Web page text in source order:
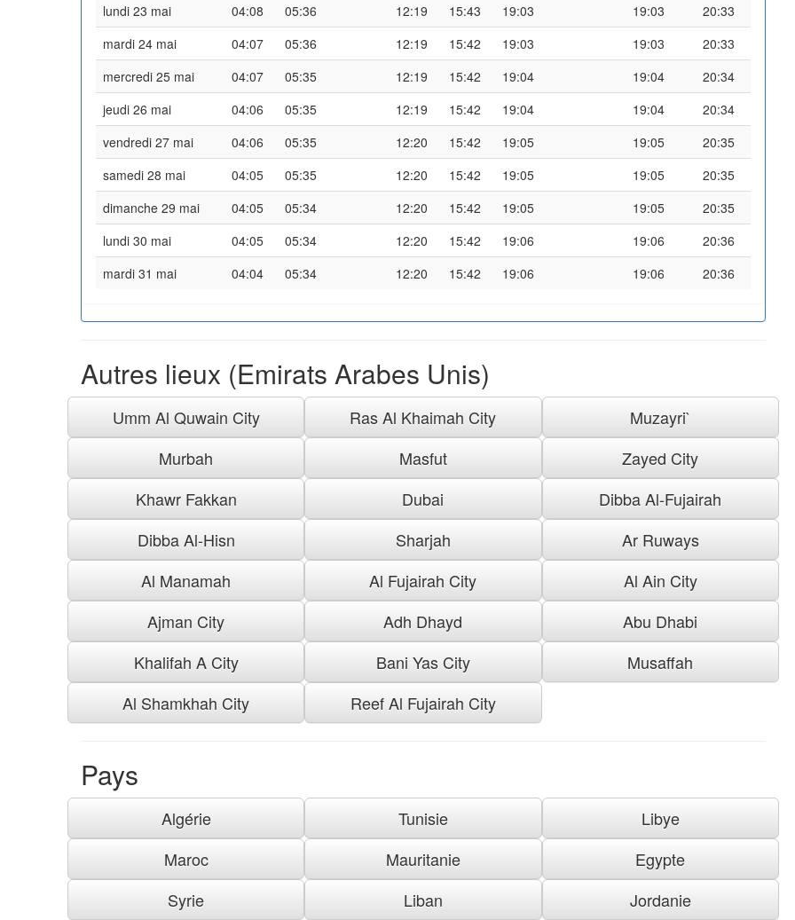
lundi 23 mai
04:08 05:36 12:19 15:43 19:03 19:03
20:33
mardi 24 mai
04:07 05:36 12:19 15:42 19:03 19:03
20:33
mercredi 25 mai
04:07 05:35 12:19 15:42 19:04 19:04
20:34
jeudi 26 mai
04:06 05:35 12:19 15:42 19:04 19:04
20:34
vendredi 27 mai
04:06 05:35 12:20 15:42 19:05 19:05
20:35
samedi 28 mai
04:05 05:35 12:20 15:42 19:05 19:05
20:35
dimanche 29 mai
04:05 05:34 12:20 15:42 19:05 19:05
20:35
lundi 30 mai
04:05 05:34 12:20 15:42 19:06 19:06
20:36
mardi 31 mai
04:04 05:34 12:20 15:42 19:06 19:06 20:36
Autres lieux (Emirats Arabes Unis)
Umm Al Quwain City Ras Al Khaimah City
Muzayri`
Murbah
Masfut
Zayed City
Khawr Fakkan
Dubai
Dibba Al-Fujairah
Dibba Al-Hisn
Sharjah
Ar Ruways
Al Manamah
Al Fujairah City
Al Ain City
Ajman City
Adh Dhayd
Abu Dhabi
Khalifah A City
Bani Yas City
Musaffah
Al Shamkhah City
Reef Al Fujairah City
Pays
Algérie Tunisie
Libye
Maroc
Mauritanie
Egypte
Syrie
Liban Jordanie